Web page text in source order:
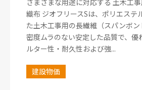
さまざまな用途に対応する 土木工
織布 ジオフリースSは、ポリエステ
た土木工事用の長繊維（スパンボン
密度ムラのない安定した品質で、優
ルター性・耐久性および強...
建設物価